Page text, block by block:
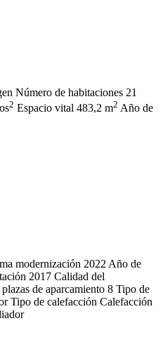
Número de habitaciones 21
2 Espacio vital 483,2 m2 Año de
modernización 2022 Año de
2017 Calidad del
de aparcamiento 8 Tipo de
Tipo de calefacción Calefacción